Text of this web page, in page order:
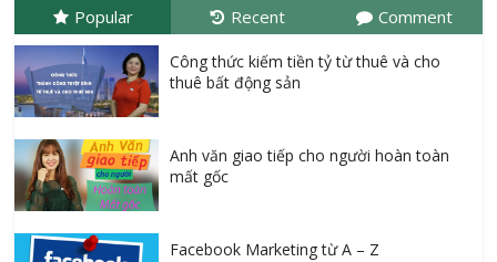
Popular Recent Comment
Công thức kiếm tiền tỷ từ thuê và cho
thuê bất động sản
Anh văn giao tiếp cho người hoàn toàn
mất gốc
Facebook Marketing từ A – Z